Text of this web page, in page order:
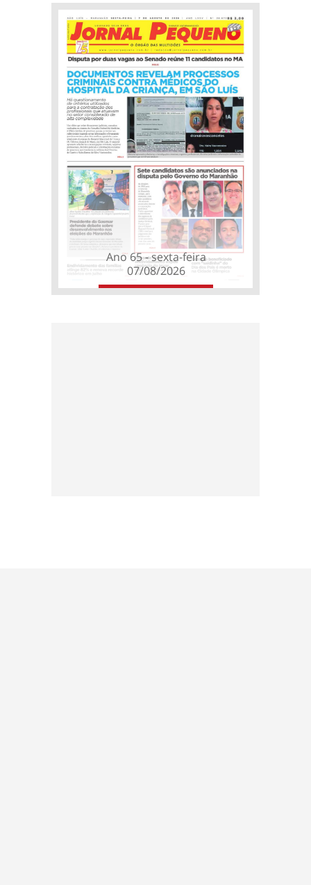
Ano 65 - sexta-feira
07/08/2026